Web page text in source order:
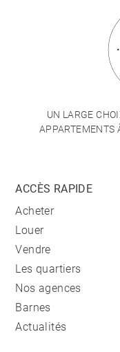
UN LARGE
APPARTEMENTS
ACCÈS RAPIDE
Acheter
Louer
Vendre
Les quartiers
Nos agences
Barnes
Actualités